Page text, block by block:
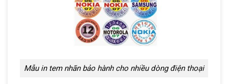
Mẫu in tem nhãn bảo hành cho nhiều dòng điện thoại